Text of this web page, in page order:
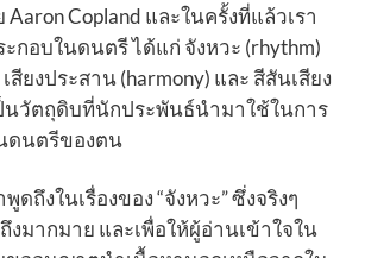
Aaron Copland และในครั้งที่แล้วเรา
ะกอบในดนตรี ได้แก่ จังหวะ (rhythm)
สียงประสาน (harmony) และ สีสันเสียง
ป็นวัตถุดิบที่นักประพันธ์นำมาใช้ในการ
ดนตรีของตน
ดถึงในเรื่องของ “จังหวะ” ซึ่งจริงๆ
งมากมาย และเพื่อให้ผู้อ่านเข้าใจใน